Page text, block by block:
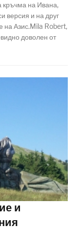
кръчма на Ивана,
версия и на друг
на Азис.Mila Robert,
доволен от
и